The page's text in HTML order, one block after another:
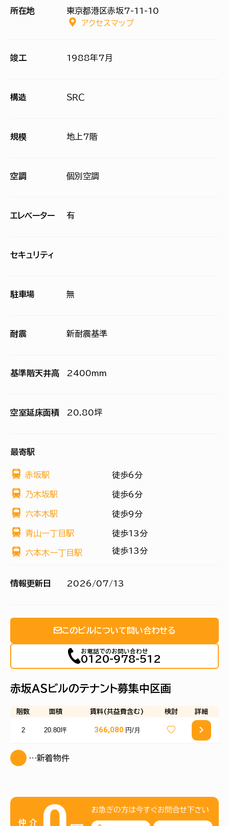
所在地
東京都港区赤坂7-11-10
アクセスマップ
竣工 1988年7月
構造 ＳＲＣ
規模 地上7階
空調 個別空調
エレベーター 有
セキュリティ
駐車場 無
耐震 新耐震基準
基準階天井高 2400mm
空室延床面積 20.80坪
最寄駅
赤坂駅 徒歩6分
乃木坂駅 徒歩6分
六本木駅 徒歩9分
青山一丁目駅 徒歩13分
六本木一丁目駅 徒歩13分
情報更新日 2026/07/13
このビルについて問い合わせる
お電話でのお問い合わせ
0120-978-512
赤坂ＡＳビルのテナント募集中区画
階数 面積 賃料(共益費含む) 検討 詳細
2 20.80坪 366,080 円/月
…新着物件